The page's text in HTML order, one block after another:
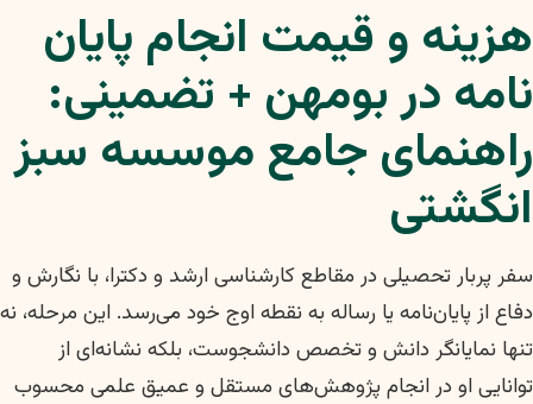
هزینه و قیمت انجام پایان
نامه در بومهن + تضمینی:
راهنمای جامع موسسه سبز
انگشتی
سفر پربار تحصیلی در مقاطع کارشناسی ارشد و دکترا، با نگارش و
دفاع از پایان‌نامه یا رساله به نقطه اوج خود می‌رسد. این مرحله، نه
تنها نمایانگر دانش و تخصص دانشجوست، بلکه نشانه‌ای از
توانایی او در انجام پژوهش‌های مستقل و عمیق علمی محسوب